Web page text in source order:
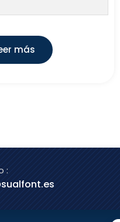
más
: